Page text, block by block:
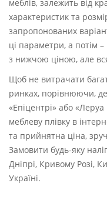
меблів, залежить від
характеристик та
запропонованих
ці параметри, а потім –
з нижчою ціною, але
Щоб не витрачати
ринках, порівнюючи,
«Епіцентрі» або
меблеву плівку в
та прийнятна ціна,
Замовити будь-яку
Дніпрі, Кривому Розі,
Україні.